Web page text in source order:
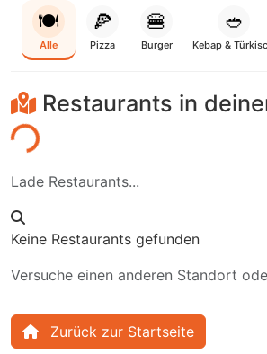
🍽️
Alle
🍕
Pizza
🍔
Burger
🥙
Kebap &
Restaurants in
Lade Restaurants...
Keine Restaurants gefunden
Versuche einen anderen Standort
Zurück zur Startseite